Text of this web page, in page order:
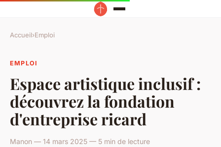
Accueil›Emploi
EMPLOI
Espace artistique inclusif :
découvrez la fondation
d'entreprise ricard
Manon — 14 mars 2025 — 5 min de lecture